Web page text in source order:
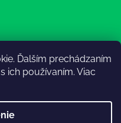
Ďalším prechádzaním
ich používaním. Viac